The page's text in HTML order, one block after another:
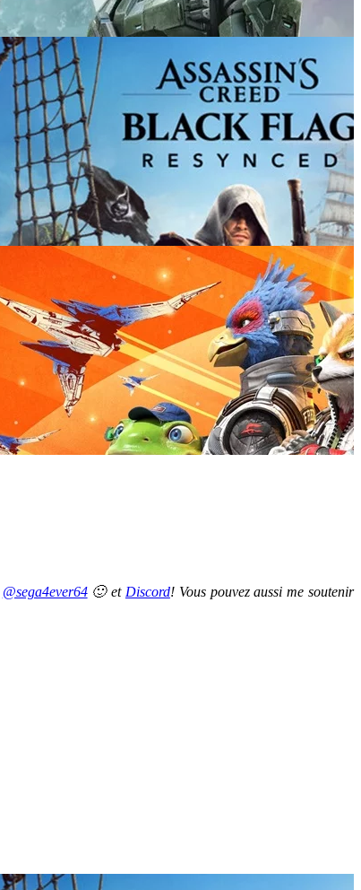
@sega4ever64🙂 et Discord! Vous pouvez aussi me soutenir